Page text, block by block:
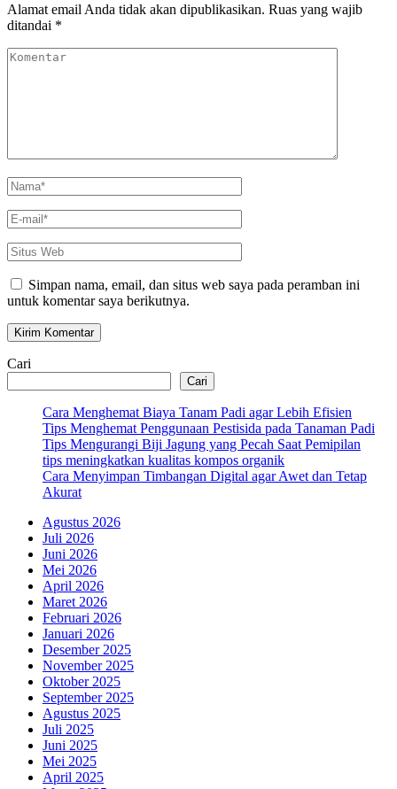
Alamat email Anda tidak akan dipublikasikan. Ruas yang wajib
ditandai *
Komentar
Nama*
E-
mail*
Situs
Web
Simpan nama, email, dan situs web saya pada peramban ini
untuk komentar saya berikutnya.
Cari
Cari
Cara Menghemat Biaya Tanam Padi agar Lebih Efisien
Tips Menghemat Penggunaan Pestisida pada Tanaman Padi
Tips Mengurangi Biji Jagung yang Pecah Saat Pemipilan
tips meningkatkan kualitas kompos organik
Cara Menyimpan Timbangan Digital agar Awet dan Tetap
Akurat
Agustus 2026
Juli 2026
Juni 2026
Mei 2026
April 2026
Maret 2026
Februari 2026
Januari 2026
Desember 2025
November 2025
Oktober 2025
September 2025
Agustus 2025
Juli 2025
Juni 2025
Mei 2025
April 2025